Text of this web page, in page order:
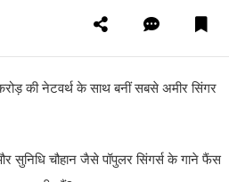
की नेटवर्थ के साथ बनीं सबसे अमीर सिंगर
सुनिधि चौहान जैसे पॉपुलर सिंगर्स के गाने फैंस